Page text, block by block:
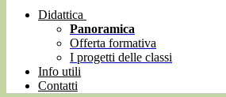
Didattica
Panoramica
Offerta formativa
I progetti delle classi
Info utili
Contatti